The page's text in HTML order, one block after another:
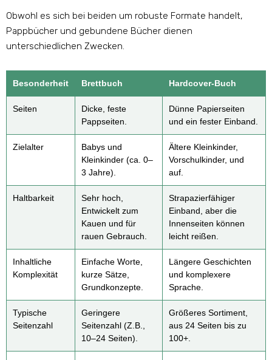
Obwohl es sich bei beiden um robuste Formate handelt,
Pappbücher und gebundene Bücher dienen
unterschiedlichen Zwecken.
Besonderheit Brettbuch Hardcover-Buch
Seiten
Dicke, feste
Pappseiten.
Dünne Papierseiten
und ein fester Einband.
Zielalter
Babys und
Kleinkinder (ca. 0–
3 Jahre).
Ältere Kleinkinder,
Vorschulkinder, und
auf.
Haltbarkeit
Sehr hoch,
Entwickelt zum
Kauen und für
rauen Gebrauch.
Strapazierfähiger
Einband, aber die
Innenseiten können
leicht reißen.
Inhaltliche
Komplexität
Einfache Worte,
kurze Sätze,
Grundkonzepte.
Längere Geschichten
und komplexere
Sprache.
Typische
Seitenzahl
Geringere
Seitenzahl (Z.B.,
10–24 Seiten).
Größeres Sortiment,
aus 24 Seiten bis zu
100+.